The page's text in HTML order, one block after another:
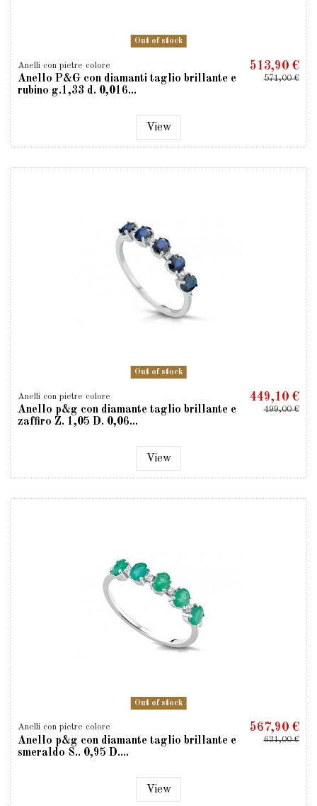
Out of stock
Anelli con pietre colore
Anello P&G con diamanti taglio brillante e
rubino g.1,33 d. 0,016...
513,90 €
571,00 €
View
Out of stock
Anelli con pietre colore
Anello p&g con diamante taglio brillante e
zaffiro Z. 1,05 D. 0,06...
449,10 €
499,00 €
View
Out of stock
Anelli con pietre colore
Anello p&g con diamante taglio brillante e
smeraldo S.. 0,95 D....
567,90 €
631,00 €
View